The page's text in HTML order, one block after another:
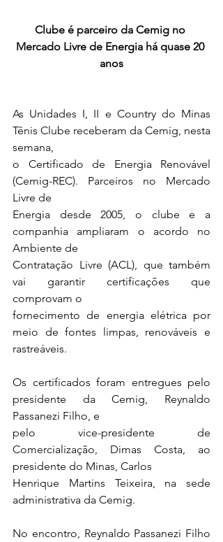
Clube é parceiro da Cemig no
Mercado Livre de Energia há quase 20
anos
As Unidades I, II e Country do Minas
Tênis Clube receberam da Cemig, nesta
semana,
o Certificado de Energia Renovável
(Cemig-REC). Parceiros no Mercado
Livre de
Energia desde 2005, o clube e a
companhia ampliaram o acordo no
Ambiente de
Contratação Livre (ACL), que também
vai garantir certificações que
comprovam o
fornecimento de energia elétrica por
meio de fontes limpas, renováveis e
rastreáveis.
Os certificados foram entregues pelo
presidente da Cemig, Reynaldo
Passanezi Filho, e
pelo vice-presidente de
Comercialização, Dimas Costa, ao
presidente do Minas, Carlos
Henrique Martins Teixeira, na sede
administrativa da Cemig.
No encontro, Reynaldo Passanezi Filho